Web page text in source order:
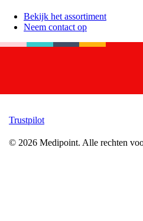
Bekijk het assortiment
Neem contact op
Trustpilot
© 2026 Medipoint. Alle rechten